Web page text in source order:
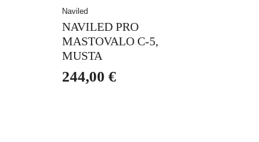
Naviled
NAVILED PRO
MASTOVALO C-5,
MUSTA
244,00€